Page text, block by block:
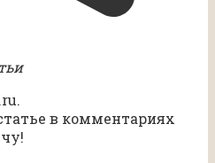
в комментариях